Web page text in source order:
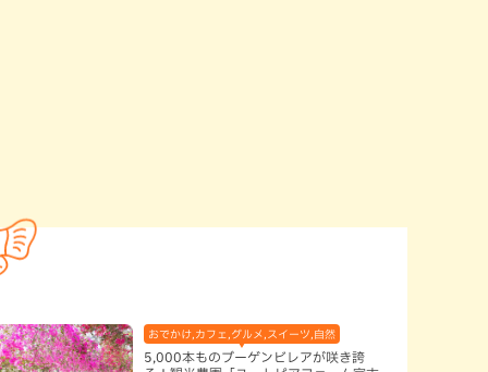
おでかけ,カフェ,グルメ,スイーツ,自然
5,000本ものブーゲンビレアが咲き誇